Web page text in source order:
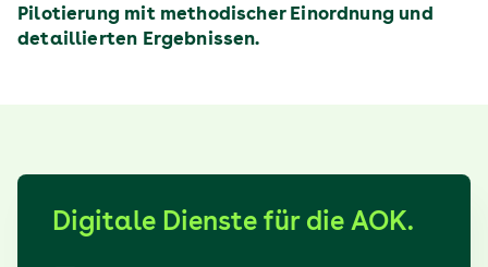
Pilotierung mit methodischer Einordnung und
detaillierten Ergebnissen.
Digitale Dienste für die AOK.